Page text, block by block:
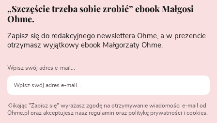
„Szczęście trzeba sobie zrobić” ebook Małgosi
Ohme.
Zapisz się do redakcyjnego newslettera Ohme, a w prezencie
otrzymasz wyjątkowy ebook Małgorzaty Ohme.
Wpisz swój adres e-mail...
Klikając "Zapisz się" wyrażasz zgodę na otrzymywanie wiadomości e-mail od
Ohme.pl oraz akceptujesz nasz regulamin oraz politykę prywatności i cookies.